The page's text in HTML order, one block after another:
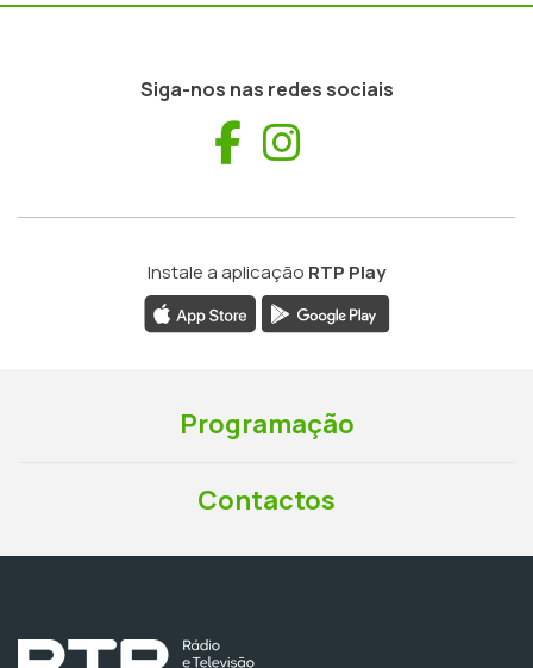
Siga-nos nas redes sociais
Facebook
Instale a aplicação RTP Play
Programação
Contactos